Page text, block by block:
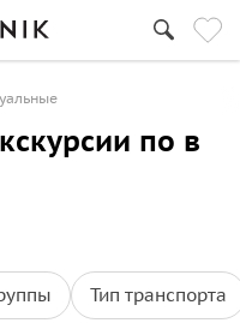
по в
Тип транспорта